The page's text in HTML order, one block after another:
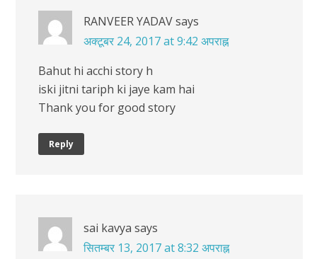
RANVEER YADAVsays
अक्टूबर 24, 2017 at 9:42 अपराह्न
Bahut hi acchi story h
iski jitni tariph ki jaye kam hai
Thank you for good story
Reply
sai kavya says
सितम्बर 13, 2017 at 8:32 अपराह्न